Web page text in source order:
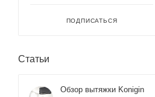
ПОДПИСАТЬСЯ
Статьи
Обзор вытяжки Konigin